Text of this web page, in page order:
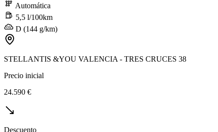
Automática
5,5 l/100km
D (144 g/km)
STELLANTIS &YOU VALENCIA - TRES CRUCES 38
Precio inicial
24.590 €
Descuento